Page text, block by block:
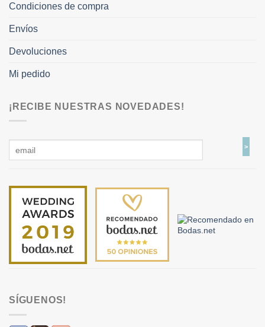
Condiciones de compra
Envíos
Devoluciones
Mi pedido
¡RECIBE NUESTRAS NOVEDADES!
SÍGUENOS!